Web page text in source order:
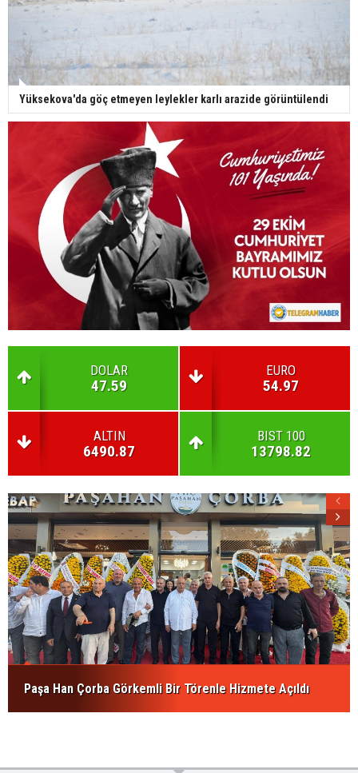
Yüksekova'da göç etmeyen leylekler karlı arazide görüntülendi
DOLAR
47.59
EURO
54.97
ALTIN
6490.87
BIST 100
13798.82
Paşa Han Çorba Görkemli Bir Törenle Hizmete Açıldı